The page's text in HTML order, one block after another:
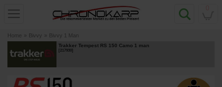
Home » Bivvy » Bivvy 1 Man
Trakker Tempest RS 150 Camo 1 man
[217930]